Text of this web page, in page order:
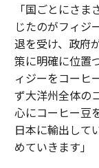
「国ごとにさ
じたのがフィジ
退を受け、政府
策に明確に位置
ィジーをコーヒ
ず大洋州全体の
心にコーヒー豆
日本に輸出して
めていきます」